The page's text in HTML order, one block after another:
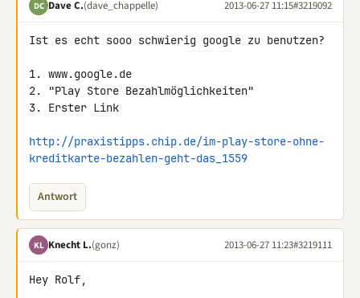
DC Dave C.(dave_chappelle) 2013-06-27 11:15#3219092
Ist es echt sooo schwierig google zu benutzen?
1. www.google.de
2. "Play Store Bezahlmöglichkeiten"
3. Erster Link
http://praxistipps.chip.de/im-play-store-ohne-
kreditkarte-bezahlen-geht-das_1559
Antwort
KL Knecht L.(gonz) 2013-06-27 11:23#3219111
Hey Rolf,